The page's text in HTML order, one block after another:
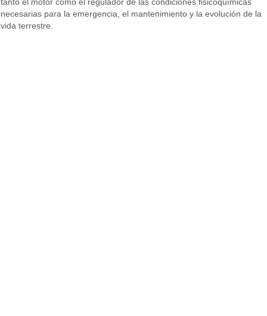
tanto el motor como el regulador de las condiciones fisicoquímicas
necesarias para la emergencia, el mantenimiento y la evolución de la
vida terrestre.